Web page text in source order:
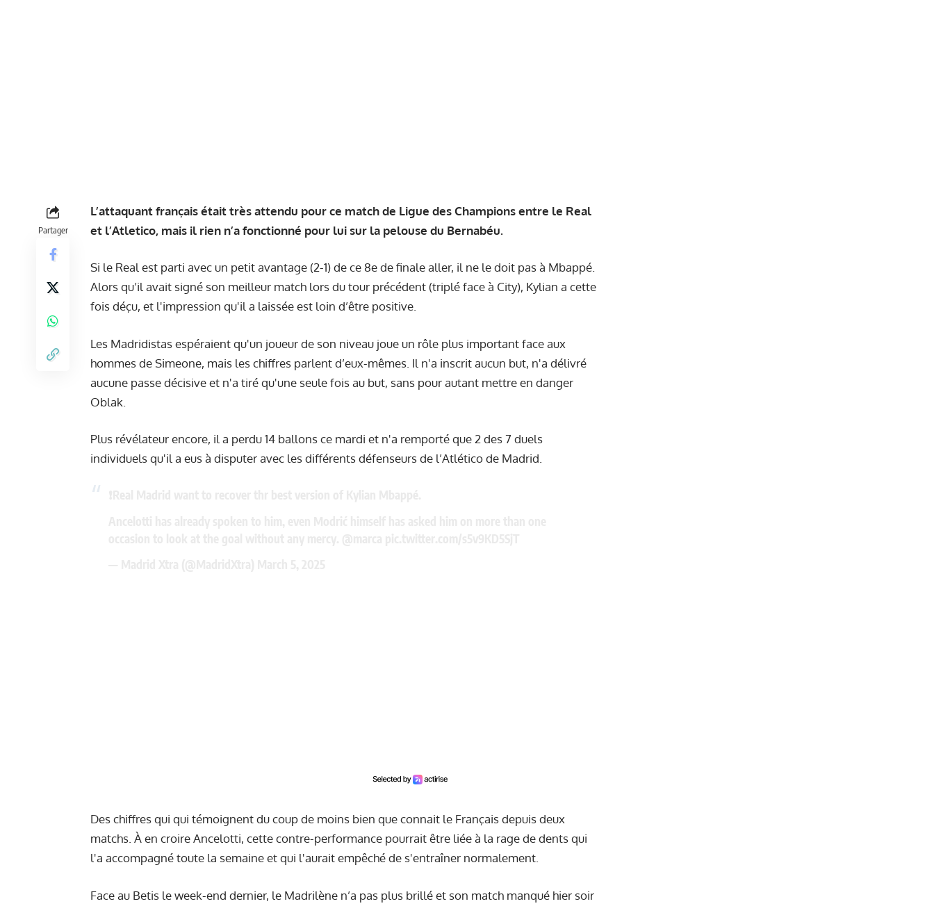
Partager
L’attaquant français était très attendu pour ce match de Ligue des Champions entre le Real
et l’Atletico, mais il rien n’a fonctionné pour lui sur la pelouse du Bernabéu.
Si le Real est parti avec un petit avantage (2-1) de ce 8e de finale aller, il ne le doit pas à Mbappé.
Alors qu’il avait signé son meilleur match lors du tour précédent (triplé face à City), Kylian a cette
fois déçu, et l'impression qu'il a laissée est loin d’être positive.
Les Madridistas espéraient qu'un joueur de son niveau joue un rôle plus important face aux
hommes de Simeone, mais les chiffres parlent d’eux-mêmes. Il n'a inscrit aucun but, n'a délivré
aucune passe décisive et n'a tiré qu'une seule fois au but, sans pour autant mettre en danger
Oblak.
Plus révélateur encore, il a perdu 14 ballons ce mardi et n'a remporté que 2 des 7 duels
individuels qu'il a eus à disputer avec les différents défenseurs de l’Atlético de Madrid.
Des chiffres qui qui témoignent du coup de moins bien que connait le Français depuis deux
matchs. À en croire Ancelotti, cette contre-performance pourrait être liée à la rage de dents qui
l'a accompagné toute la semaine et qui l'aurait empêché de s'entraîner normalement.
Face au Betis le week-end dernier, le Madrilène n’a pas plus brillé et son match manqué hier soir